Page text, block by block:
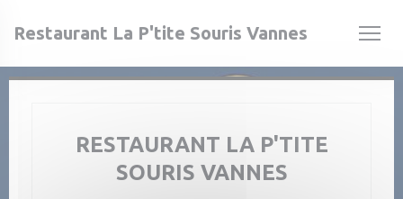
Restaurant La P'tite Souris Vannes
RESTAURANT LA P'TITE
SOURIS VANNES